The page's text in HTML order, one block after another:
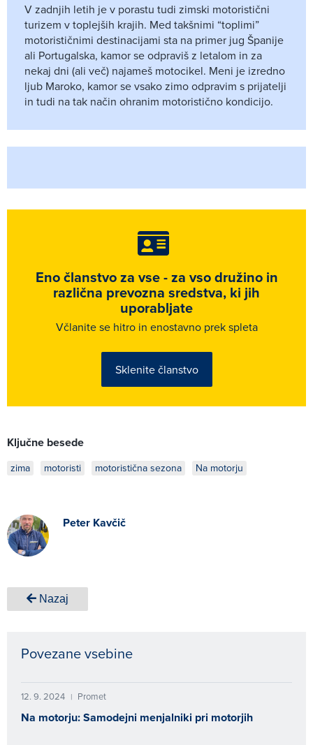
V zadnjih letih je v porastu tudi zimski motoristični
turizem v toplejših krajih. Med takšnimi “toplimi”
motorističnimi destinacijami sta na primer jug Španije
ali Portugalska, kamor se odpraviš z letalom in za
nekaj dni (ali več) najameš motocikel. Meni je izredno
ljub Maroko, kamor se vsako zimo odpravim s prijatelji
in tudi na tak način ohranim motoristično kondicijo.
Eno članstvo za vse - za vso družino in
različna prevozna sredstva, ki jih
uporabljate
Včlanite se hitro in enostavno prek spleta
Sklenite članstvo
Ključne besede
zima motoristi motoristična sezona Na motorju
Peter Kavčič
Nazaj
Povezane vsebine
12. 9. 2024 | Promet
Na motorju: Samodejni menjalniki pri motorjih